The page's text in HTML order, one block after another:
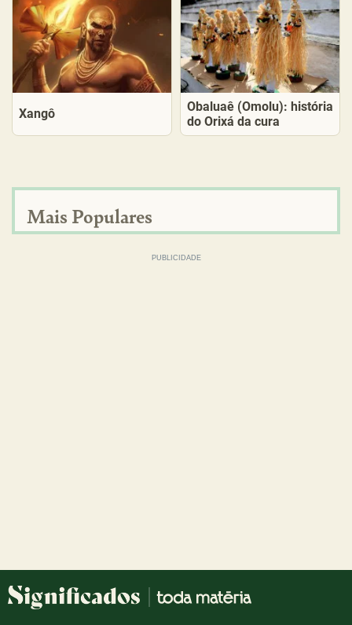
Xangô
Obaluaê (Omolu): história
do Orixá da cura
Mais Populares